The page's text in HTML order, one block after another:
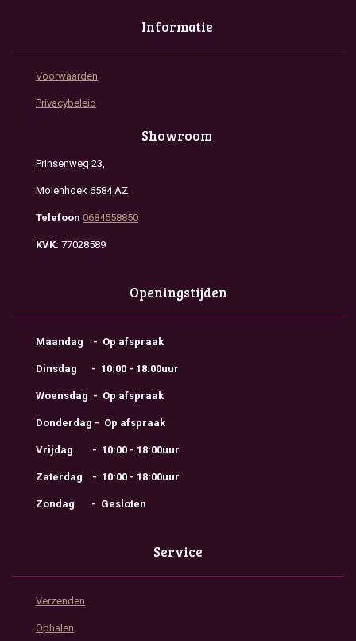
Informatie
Voorwaarden
Privacybeleid
Showroom
Prinsenweg 23,
Molenhoek 6584 AZ
Telefoon 0684558850
KVK: 77028589
Openingstijden
Maandag - Op afspraak
Dinsdag - 10:00 - 18:00uur
Woensdag - Op afspraak
Donderdag - Op afspraak
Vrijdag - 10:00 - 18:00uur
Zaterdag - 10:00 - 18:00uur
Zondag - Gesloten
Service
Verzenden
Ophalen